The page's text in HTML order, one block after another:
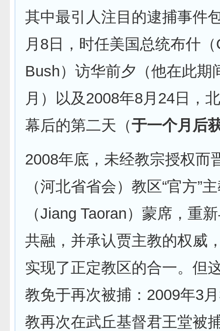
其中最引人注目的逮捕事件
月8日，时任美国总统布什
Bush）访华前夕（他在此期
月）以及2008年8月24日，
幕后的第二天（于一个月后
2008年底，未经教宗授权而
（河北省省会）教区“官方”
（Jiang Taoran）蒙席，重
共融，并承认贾主教的权威
实现了正定教区的合一。但
教免于再次被捕：2009年3
教再次在武丘基督君王堂被